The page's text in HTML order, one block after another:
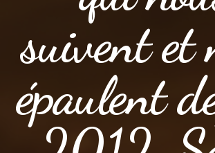
suivent et
épaulent